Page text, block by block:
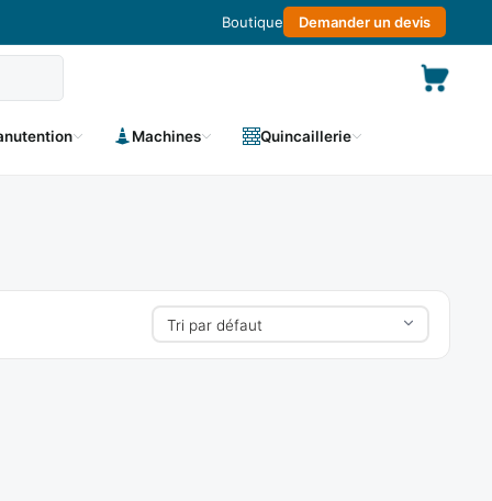
Boutique Demander un devis
Machines Quincaillerie